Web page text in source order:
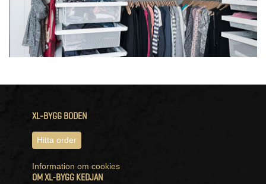
XL-BYGG BODEN
Hitta order
Information om cookies
OM XL-BYGG KEDJAN